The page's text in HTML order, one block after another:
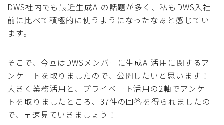
DWS社内でも最近生成AIの話題が多く、私もDWS入社
前に比べて積極的に使うようになったなぁと感じてい
ます。
そこで、今回はDWSメンバーに生成AI活用に関するア
ンケートを取りましたので、公開したいと思います！
大きく業務活用と、プライベート活用の2軸でアンケー
トを取りましたところ、37件の回答を得られましたの
で、早速見ていきましょう！